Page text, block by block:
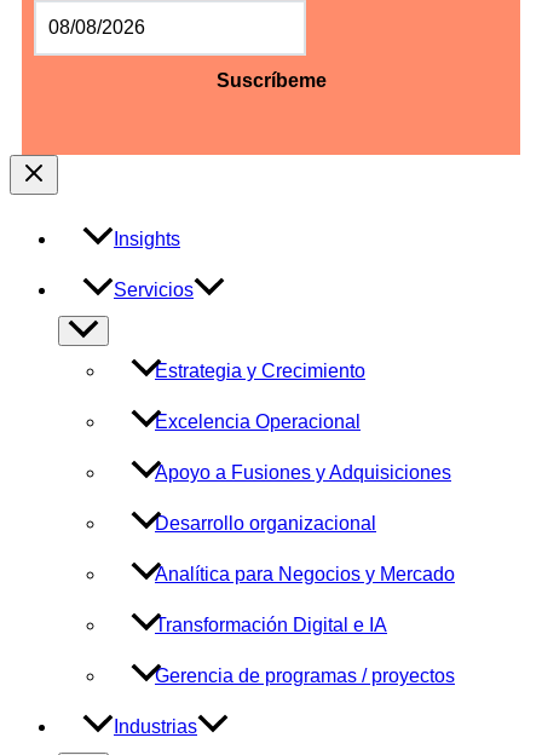
DD
barra
Insights
Servicios
Alternar
menú
Estrategia y Crecimiento
Excelencia Operacional
Apoyo a Fusiones y Adquisiciones
Desarrollo organizacional
Analítica para Negocios y Mercado
Transformación Digital e IA
Gerencia de programas / proyectos
Industrias